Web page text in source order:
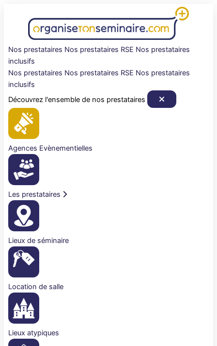
Nos prestataires Nos prestataires RSE Nos prestataires
inclusifs
Nos prestataires Nos prestataires RSE Nos prestataires
inclusifs
Découvrez l'ensemble de nos prestataires
Agences Evènementielles
Les prestataires
Lieux de séminaire
Location de salle
Lieux atypiques